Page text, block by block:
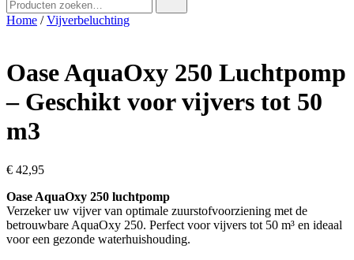
naar:
Home /Vijverbeluchting
Oase AquaOxy 250 Luchtpomp
– Geschikt voor vijvers tot 50
m3
€ 42,95
Oase AquaOxy 250 luchtpomp
Verzeker uw vijver van optimale zuurstofvoorziening met de
betrouwbare AquaOxy 250. Perfect voor vijvers tot 50 m³ en ideaal
voor een gezonde waterhuishouding.